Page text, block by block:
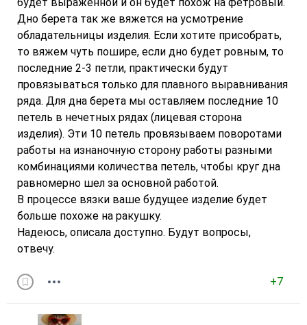
+7
будет выраженной и он будет похож на фетровый.
Дно берета так же вяжется на усмотрение
обладательницы изделия. Если хотите присобрать,
то вяжем чуть пошире, если дно будет ровным, то
последние 2-3 петли, практически будут
провязываться только для плавного выравнивания
ряда. Для дна берета мы оставляем последние 10
петель в нечетных рядах (лицевая сторона
изделия). Эти 10 петель провязываем поворотами
работы на изнаночную сторону работы разными
комбинациями количества петель, чтобы круг дна
равномерно шел за основной работой.
В процессе вязки ваше будущее изделие будет
больше похоже на ракушку.
Надеюсь, описала доступно. Будут вопросы,
отвечу.